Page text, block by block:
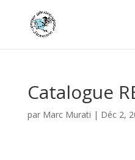
Catalogue
par Marc Murati | Déc 2,